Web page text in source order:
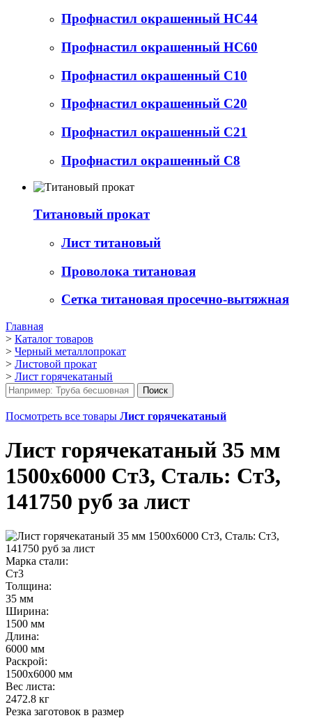
Профнастил окрашенный НС44
Профнастил окрашенный НС60
Профнастил окрашенный С10
Профнастил окрашенный С20
Профнастил окрашенный С21
Профнастил окрашенный С8
Титановый прокат
Лист титановый
Проволока титановая
Сетка титановая просечно-вытяжная
Главная
> Каталог товаров
> Черный металлопрокат
> Листовой прокат
> Лист горячекатаный
Посмотреть все товары Лист горячекатаный
Лист горячекатаный 35 мм
1500х6000 Ст3, Сталь: Ст3,
141750 руб за лист
Марка стали:
Ст3
Толщина:
35 мм
Ширина:
1500 мм
Длина:
6000 мм
Раскрой:
1500х6000 мм
Вес листа:
2472.8 кг
Резка заготовок в размер